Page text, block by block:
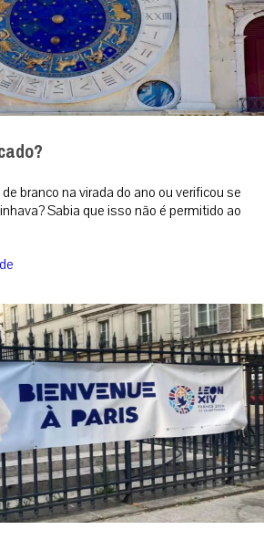
branco na virada do ano ou verificou se
Sabia que isso não é permitido ao